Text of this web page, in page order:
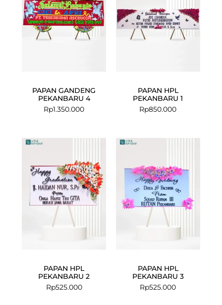
PAPAN GANDENG
PEKANBARU 4
Rp1.350.000
PAPAN HPL
PEKANBARU 1
Rp850.000
PAPAN HPL
PEKANBARU 2
Rp525.000
PAPAN HPL
PEKANBARU 3
Rp525.000